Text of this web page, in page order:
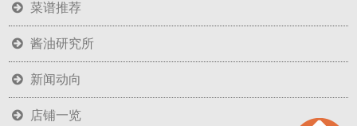
菜谱推荐
酱油研究所
新闻动向
店铺一览